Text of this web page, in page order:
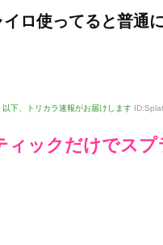
イロ使ってると普通
以下、トリカラ速報がお届けします
ィックだけでス